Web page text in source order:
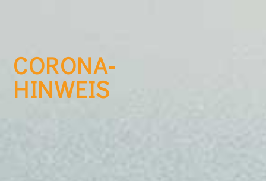
CORONA-
HINWEIS